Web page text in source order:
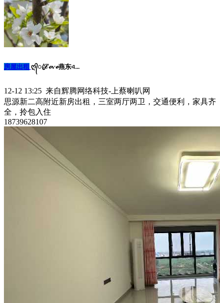
房屋出租 ღ᭄ꦿℒℴѵℯ燕东এ...
12-12 13:25 来自辉腾网络科技-上蔡喇叭网
思源新二高附近新房出租，三室两厅两卫，交通便利，家具齐
全，拎包入住
18739628107